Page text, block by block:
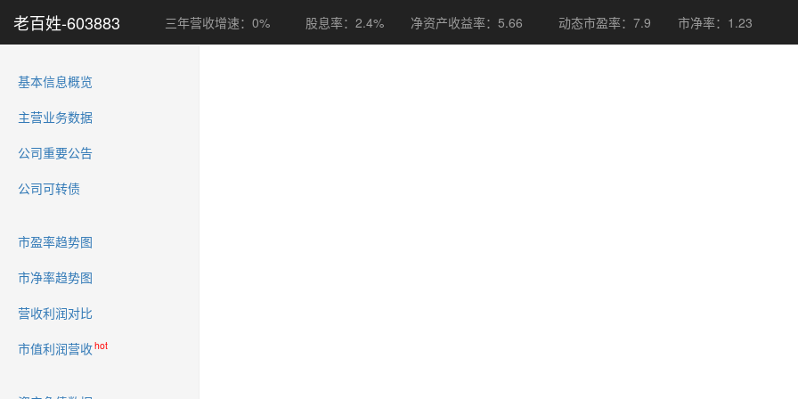
老百姓-603883 三年营收增速：0% 股息率：2.4% 净资产收益率：5.66 动态市盈率：7.9 市净率：1.23
基本信息概览
主营业务数据
公司重要公告
公司可转债
市盈率趋势图
市净率趋势图
营收利润对比
市值利润营收hot